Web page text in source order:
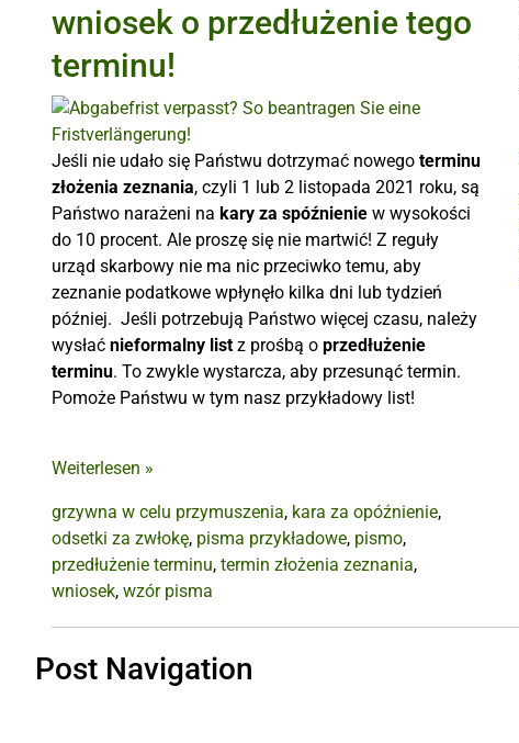
wniosek o przedłużenie tego
terminu!
Jeśli nie udało się Państwu dotrzymać nowego terminu
złożenia zeznania, czyli 1 lub 2 listopada 2021 roku, są
Państwo narażeni na kary za spóźnienie w wysokości
do 10 procent. Ale proszę się nie martwić! Z reguły
urząd skarbowy nie ma nic przeciwko temu, aby
zeznanie podatkowe wpłynęło kilka dni lub tydzień
później. Jeśli potrzebują Państwo więcej czasu, należy
wysłać nieformalny listz prośbą o przedłużenie
terminu. To zwykle wystarcza, aby przesunąć termin.
Pomoże Państwu w tym nasz przykładowy list!
Weiterlesen »
grzywna w celu przymuszenia, kara za opóźnienie,
odsetki za zwłokę, pisma przykładowe, pismo,
przedłużenie terminu, termin złożenia zeznania,
wniosek, wzór pisma
Post Navigation